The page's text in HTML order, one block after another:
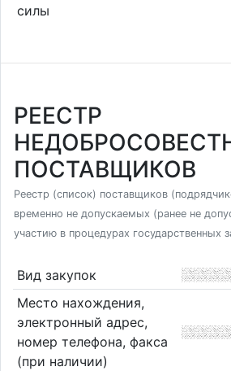
силы
РЕЕСТР
ПОСТАВЩИКОВ
Реестр (список) поставщиков
временно не допускаемых (ранее не
участию в процедурах государственных
Вид закупок
Место нахождения,
электронный адрес,
номер телефона, факса
(при наличии)